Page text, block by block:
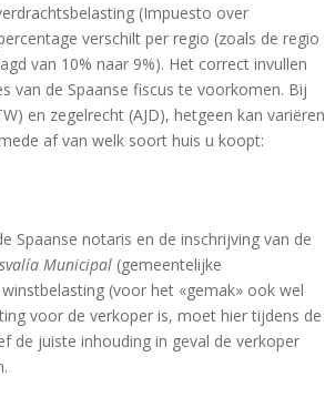
(Impuesto over
verschilt per regio (zoals de regio
van 10% naar 9%). Het correct invullen
van de Spaanse fiscus te voorkomen. Bij
en zegelrecht (AJD), hetgeen kan variëren
af van welk soort huis u koopt:
Spaanse notaris en de inschrijving van de
Municipal (gemeentelijke
(voor het «gemak» ook wel
voor de verkoper is, moet hier tijdens de
de juiste inhouding in geval de verkoper